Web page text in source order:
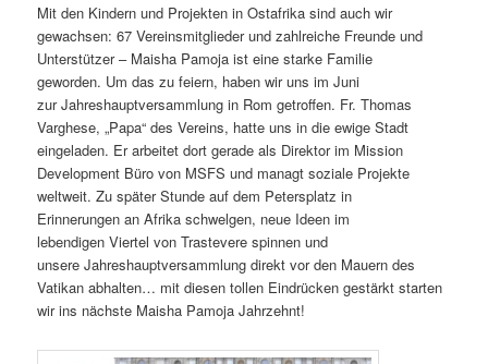
Mit den Kindern und Projekten in Ostafrika sind auch wir
gewachsen: 67 Vereinsmitglieder und zahlreiche Freunde und
Unterstützer – Maisha Pamoja ist eine starke Familie
geworden. Um das zu feiern, haben wir uns im Juni
zur Jahreshauptversammlung in Rom getroffen. Fr. Thomas
Varghese, „Papa“ des Vereins, hatte uns in die ewige Stadt
eingeladen. Er arbeitet dort gerade als Direktor im Mission
Development Büro von MSFS und managt soziale Projekte
weltweit. Zu später Stunde auf dem Petersplatz in
Erinnerungen an Afrika schwelgen, neue Ideen im
lebendigen Viertel von Trastevere spinnen und
unsere Jahreshauptversammlung direkt vor den Mauern des
Vatikan abhalten… mit diesen tollen Eindrücken gestärkt starten
wir ins nächste Maisha Pamoja Jahrzehnt!